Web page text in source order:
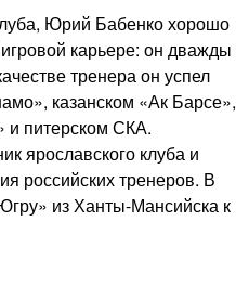
Юрий Бабенко хорошо
карьере: он дважды
тренера он успел
казанском «Ак Барсе»,
и питерском СКА.
ярославского клуба и
российских тренеров. В
из Ханты-Мансийска к